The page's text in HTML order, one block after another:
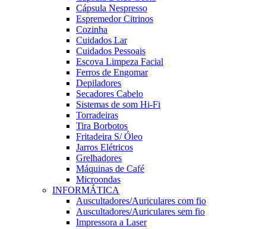
Cápsula Nespresso
Espremedor Citrinos
Cozinha
Cuidados Lar
Cuidados Pessoais
Escova Limpeza Facial
Ferros de Engomar
Depiladores
Secadores Cabelo
Sistemas de som Hi-Fi
Torradeiras
Tira Borbotos
Fritadeira S/ Óleo
Jarros Elétricos
Grelhadores
Máquinas de Café
Microondas
INFORMÁTICA
Auscultadores/Auriculares com fio
Auscultadores/Auriculares sem fio
Impressora a Laser